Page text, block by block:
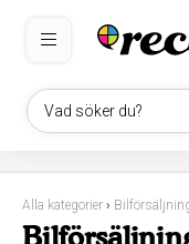
Vad söker du?
Alla kategorier ›